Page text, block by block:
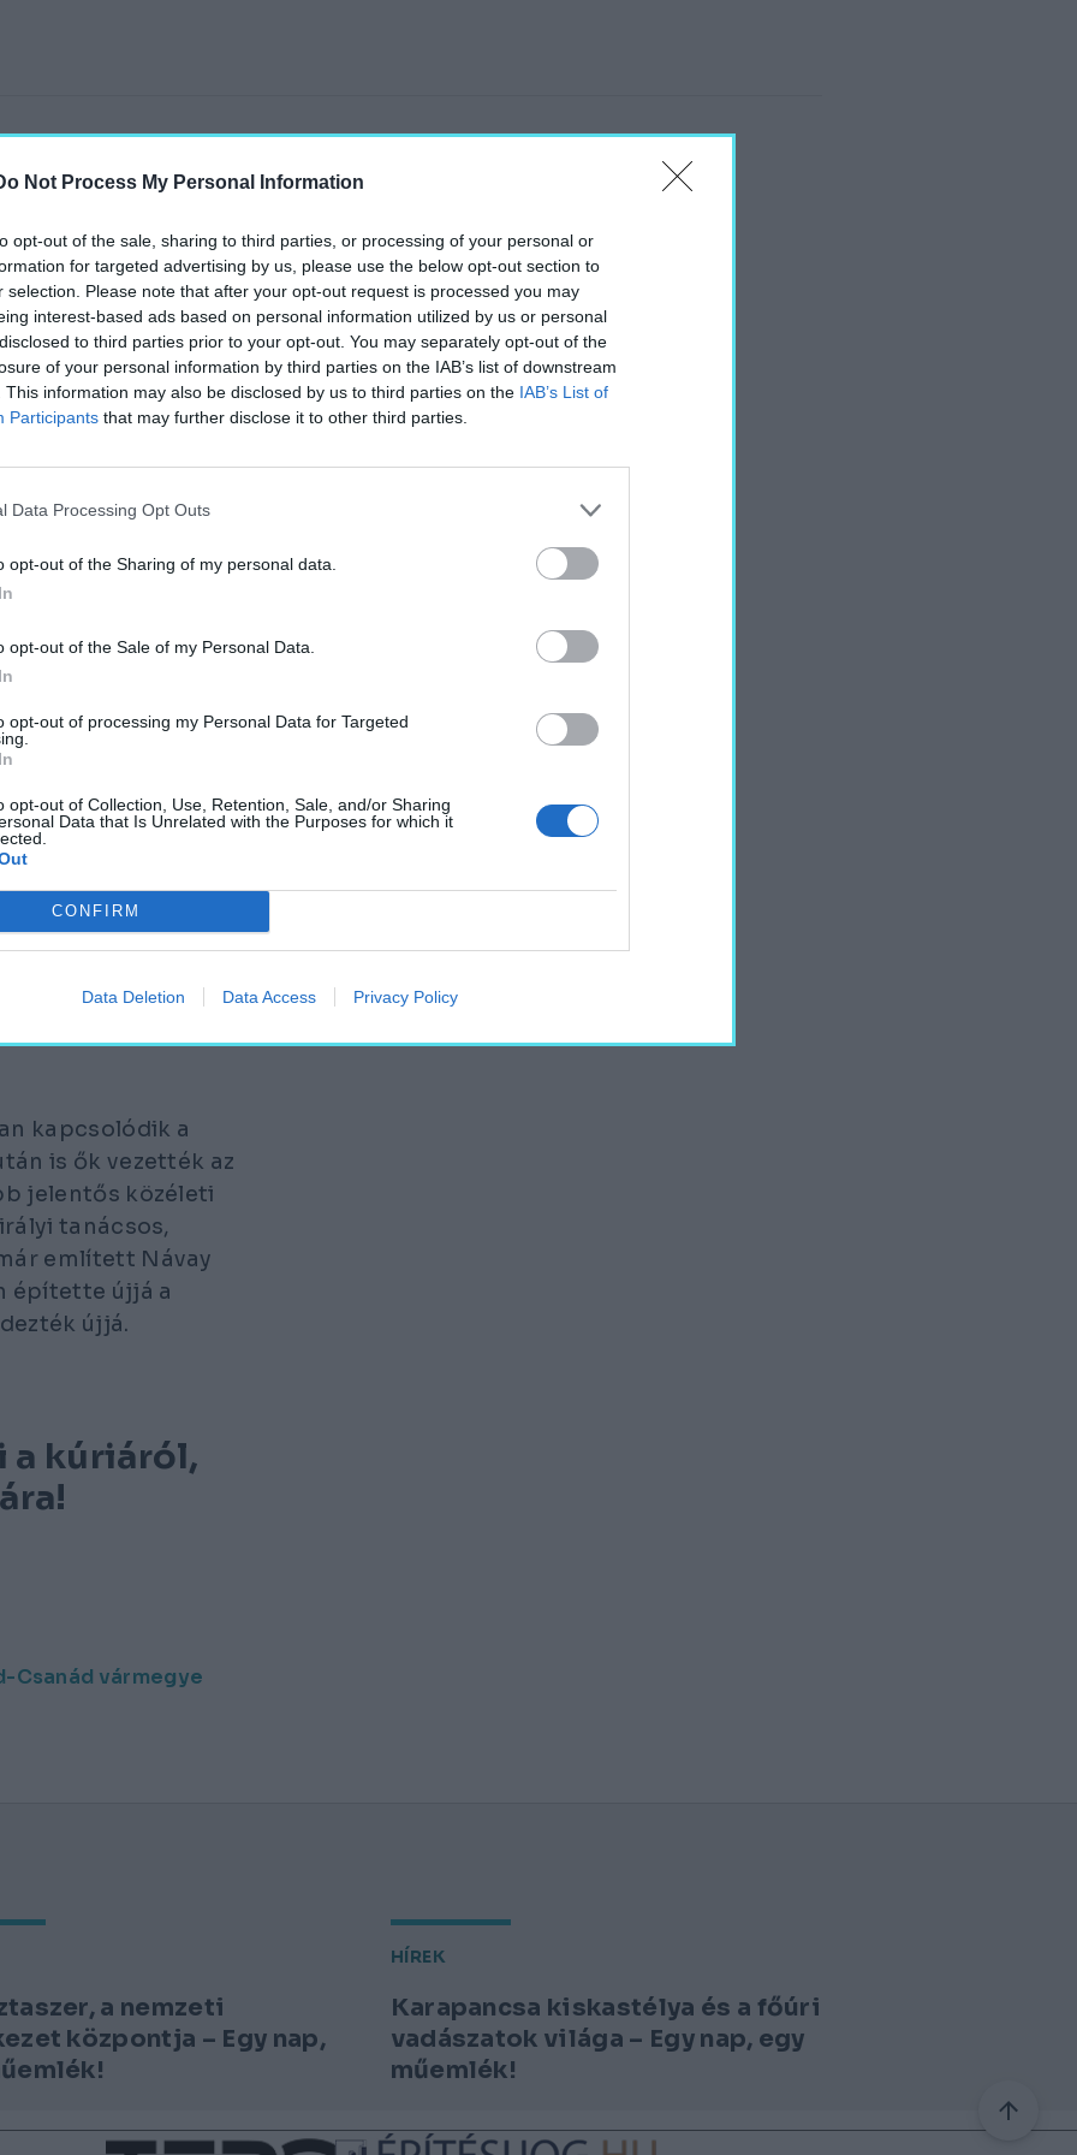
Not Process My Personal Information
opt-out of the sale, sharing to third parties, or processing of your personal or
for targeted advertising by us, please use the below opt-out section to
selection. Please note that after your opt-out request is processed you may
interest-based ads based on personal information utilized by us or personal
to third parties prior to your opt-out. You may separately opt-out of the
of your personal information by third parties on the IAB’s list of downstream
This information may also be disclosed by us to third parties on the IAB’s List of
Participants that may further disclose it to other third parties.
Data Processing Opt Outs
opt-out of the Sharing of my personal data.
opt-out of the Sale of my Personal Data.
opt-out of processing my Personal Data for Targeted
opt-out of Collection, Use, Retention, Sale, and/or Sharing
Data that Is Unrelated with the Purposes for which it
CONFIRM
Data Deletion Data Access Privacy Policy
1,75 milliárd
kap az épület, korhű
kastélykertet is.
létre, ahol
is
EMLÉKSZOBÁT IS
ben mártírhalált
angolkert jellegű
a tervező a K2 Lab
kapcsolódik a
is ők vezették az
jelentős közéleti
tanácsos,
említett Návay
építette újjá a
újjá.
a kúriáról,
Csanád vármegye
a nemzeti
központja – Egy nap,
HÍREK
Karapancsa kiskastélya és a főúri
vadászatok világa – Egy nap, egy
műemlék!